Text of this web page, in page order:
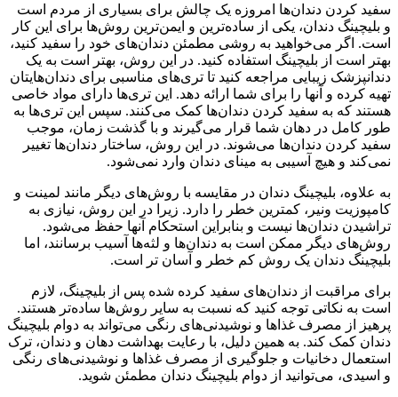
سفید کردن دندان‌ها امروزه یک چالش برای بسیاری از مردم است
و بلیچینگ دندان، یکی از ساده‌ترین و ایمن‌ترین روش‌ها برای این کار
است. اگر می‌خواهید به روشی مطمئن دندان‌های خود را سفید کنید،
بهتر است از بلیچینگ استفاده کنید. در این روش، بهتر است به یک
دندانپزشک زیبایی مراجعه کنید تا تری‌های مناسبی برای دندان‌هایتان
تهیه کرده و آنها را برای شما ارائه دهد. این تری‌ها دارای مواد خاصی
هستند که به سفید کردن دندان‌ها کمک می‌کنند. سپس این تری‌ها به
طور کامل در دهان شما قرار می‌گیرند و با گذشت زمان، موجب
سفید کردن دندان‌ها می‌شوند. در این روش، ساختار دندان‌ها تغییر
نمی‌کند و هیچ آسیبی به مینای دندان وارد نمی‌شود.
به علاوه، بلیچینگ دندان در مقایسه با روش‌های دیگر مانند لمینت و
کامپوزیت ونیر، کمترین خطر را دارد. زیرا در این روش، نیازی به
تراشیدن دندان‌ها نیست و بنابراین استحکام آنها حفظ می‌شود.
روش‌های دیگر ممکن است به دندان‌ها و لثه‌ها آسیب برسانند، اما
بلیچینگ دندان یک روش کم خطر و آسان تر است.
برای مراقبت از دندان‌های سفید کرده شده پس از بلیچینگ، لازم
است به نکاتی توجه کنید که نسبت به سایر روش‌ها ساده‌تر هستند.
پرهیز از مصرف غذاها و نوشیدنی‌های رنگی می‌تواند به دوام بلیچینگ
دندان کمک کند. به همین دلیل، با رعایت بهداشت دهان و دندان، ترک
استعمال دخانیات و جلوگیری از مصرف غذاها و نوشیدنی‌های رنگی
و اسیدی، می‌توانید از دوام بلیچینگ دندان مطمئن شوید.